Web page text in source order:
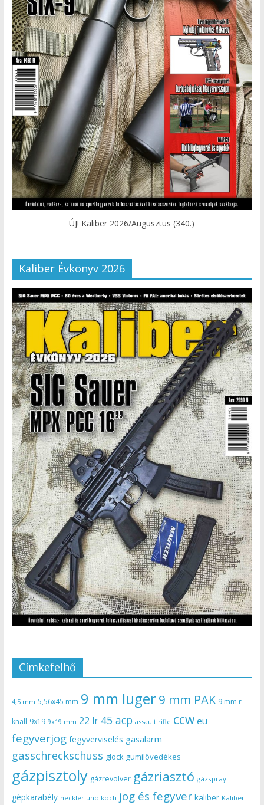
ÚJ! Kaliber 2026/Augusztus (340.)
Kaliber Évkönyv 2026
Címkefelhő
4,5 mm 5,56x45 mm 9 mm luger9 mm PAK 9 mm r
knall 9x19 9x19 mm 22 lr 45 acp assault rifle ccw eu
fegyverjog fegyverviselés gasalarm
gasschreckschuss glock gumilövedékes
gázpisztoly gázrevolver gázriasztó gázspray
gépkarabély heckler und koch jog és fegyver kaliber Kaliber